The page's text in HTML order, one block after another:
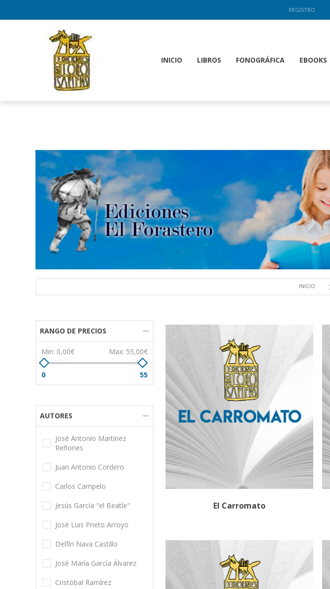
REGISTRO
INICIO LIBROS FONOGRÁFICA EBOOKS
INICIO
El Carromato
RANGO DE PRECIOS
Min: 0,00€ Max: 55,00€
0 55
AUTORES
José Antonio Martínez
Reñones
Juan Antonio Cordero
Carlos Campelo
Jesús García "el Beatle"
José Luis Prieto Arroyo
Delfín Nava Castillo
José María García Álvarez
Cristóbal Ramírez